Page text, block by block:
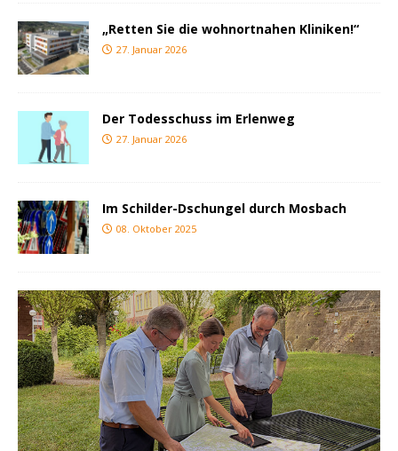
„Retten Sie die wohnortnahen Kliniken!“
27. Januar 2026
Der Todesschuss im Erlenweg
27. Januar 2026
Im Schilder-Dschungel durch Mosbach
08. Oktober 2025